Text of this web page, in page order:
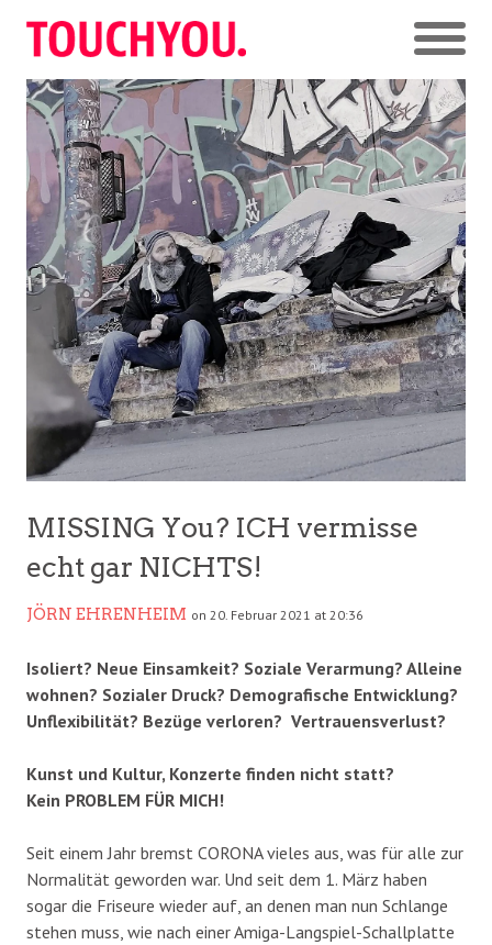
MISSING You? ICH vermisse
echt gar NICHTS!
JÖRN EHRENHEIM on 20. Februar 2021 at 20:36
Isoliert? Neue Einsamkeit? Soziale Verarmung? Alleine
wohnen? Sozialer Druck? Demografische Entwicklung?
Unflexibilität? Bezüge verloren? Vertrauensverlust?
Kunst und Kultur, Konzerte finden nicht statt?
Kein PROBLEM FÜR MICH!
Seit einem Jahr bremst CORONA vieles aus, was für alle zur
Normalität geworden war. Und seit dem 1. März haben
sogar die Friseure wieder auf, an denen man nun Schlange
stehen muss, wie nach einer Amiga-Langspiel-Schallplatte